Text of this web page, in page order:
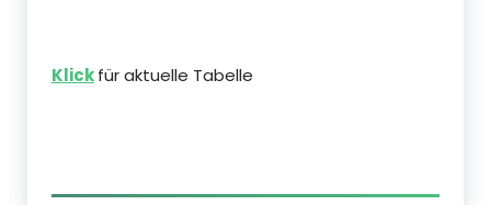
Klickfür aktuelle Tabelle